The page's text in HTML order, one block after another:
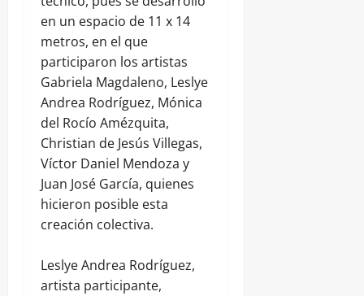
en un espacio de 11 x 14
metros, en el que
participaron los artistas
Gabriela Magdaleno, Leslye
Andrea Rodríguez, Mónica
del Rocío Amézquita,
Christian de Jesús Villegas,
Víctor Daniel Mendoza y
Juan José García, quienes
hicieron posible esta
creación colectiva.
Leslye Andrea Rodríguez,
artista participante,